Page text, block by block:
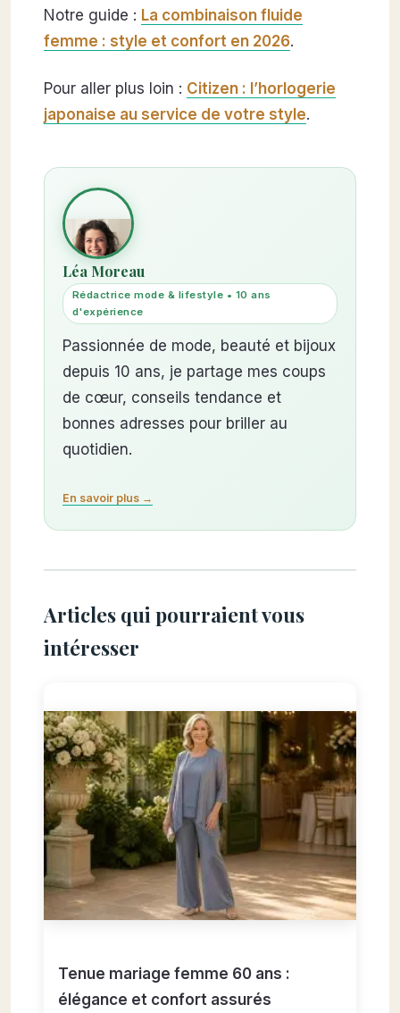
Notre guide : La combinaison fluide
femme : style et confort en 2026.
Pour aller plus loin : Citizen : l’horlogerie
japonaise au service de votre style.
Léa Moreau
Rédactrice mode & lifestyle • 10 ans
d'expérience
Passionnée de mode, beauté et bijoux
depuis 10 ans, je partage mes coups
de cœur, conseils tendance et
bonnes adresses pour briller au
quotidien.
En savoir plus →
Articles qui pourraient vous
intéresser
Tenue mariage femme 60 ans :
élégance et confort assurés